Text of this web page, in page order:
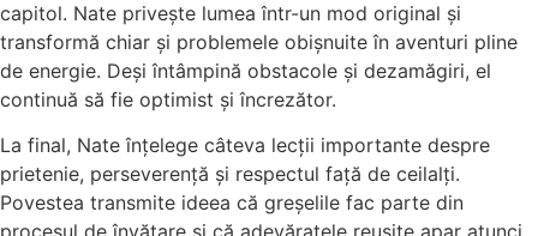
capitol. Nate privește lumea într-un mod original și
transformă chiar și problemele obișnuite în aventuri pline
de energie. Deși întâmpină obstacole și dezamăgiri, el
continuă să fie optimist și încrezător.
La final, Nate înțelege câteva lecții importante despre
prietenie, perseverență și respectul față de ceilalți.
Povestea transmite ideea că greșelile fac parte din